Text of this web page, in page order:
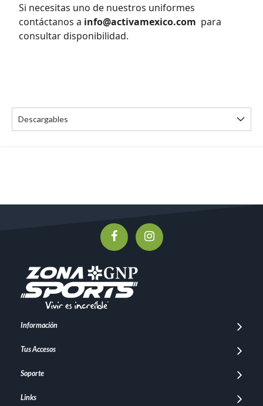
Si necesitas uno de nuestros uniformes
contáctanos a info@activamexico.com para
consultar disponibilidad.
Descargables
Información
Tus Accesos
Soporte
Links